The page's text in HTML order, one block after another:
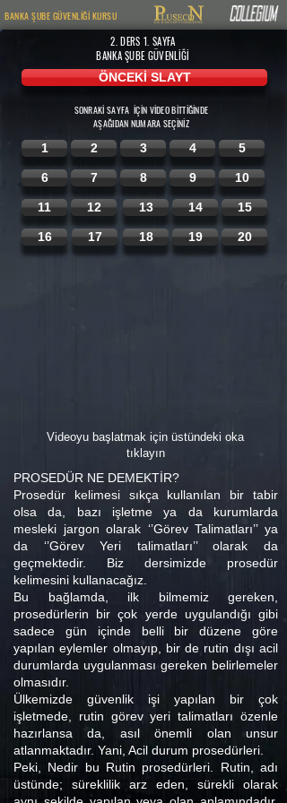
BANKA ŞUBE GÜVENLİĞİ KURSU
2. DERS 1. SAYFA
BANKA ŞUBE GÜVENLİĞİ
ÖNCEKİ SLAYT
SONRAKİ SAYFA İÇİN VİDEO BİTTİĞİNDE
AŞAĞIDAN NUMARA SEÇİNİZ
1 2 3 4 5
6 7 8 9 10
11 12 13 14 15
16 17 18 19 20
Videoyu başlatmak için üstündeki oka
tıklayın
PROSEDÜR NE DEMEKTİR?
Prosedür kelimesi sıkça kullanılan bir tabir
olsa da, bazı işletme ya da kurumlarda
mesleki jargon olarak ‘’Görev Talimatları’’ ya
da ‘’Görev Yeri talimatları’’ olarak da
geçmektedir. Biz dersimizde prosedür
kelimesini kullanacağız.
Bu bağlamda, ilk bilmemiz gereken,
prosedürlerin bir çok yerde uygulandığı gibi
sadece gün içinde belli bir düzene göre
yapılan eylemler olmayıp, bir de rutin dışı acil
durumlarda uygulanması gereken belirlemeler
olmasıdır.
Ülkemizde güvenlik işi yapılan bir çok
işletmede, rutin görev yeri talimatları özenle
hazırlansa da, asıl önemli olan unsur
atlanmaktadır. Yani, Acil durum prosedürleri.
Peki, Nedir bu Rutin prosedürleri. Rutin, adı
üstünde; süreklilik arz eden, sürekli olarak